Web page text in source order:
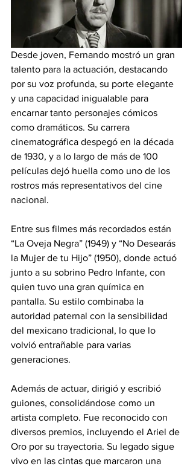
Desde joven, Fernando mostró un gran
talento para la actuación, destacando
por su voz profunda, su porte elegante
y una capacidad inigualable para
encarnar tanto personajes cómicos
como dramáticos. Su carrera
cinematográfica despegó en la década
de 1930, y a lo largo de más de 100
películas dejó huella como uno de los
rostros más representativos del cine
nacional.
Entre sus filmes más recordados están
“La Oveja Negra” (1949) y “No Desearás
la Mujer de tu Hijo” (1950), donde actuó
junto a su sobrino Pedro Infante, con
quien tuvo una gran química en
pantalla. Su estilo combinaba la
autoridad paternal con la sensibilidad
del mexicano tradicional, lo que lo
volvió entrañable para varias
generaciones.
Además de actuar, dirigió y escribió
guiones, consolidándose como un
artista completo. Fue reconocido con
diversos premios, incluyendo el Ariel de
Oro por su trayectoria. Su legado sigue
vivo en las cintas que marcaron una